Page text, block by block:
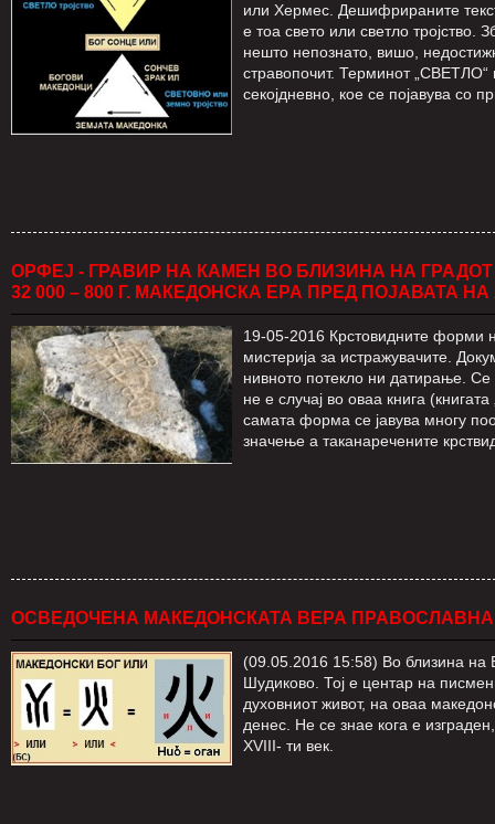
или Хермес. Дешифрираните
е тоа свето или светло тројство.
нешто непознато, вишо,
стравопочит. Терминот
секојдневно, кое се појавува со
ОРФЕЈ - ГРАВИР НА КАМЕН ВО БЛИЗИНА НА
32 000 – 800 Г. МАКЕДОНСКА ЕРА ПРЕД ПОЈАВАТА
19-05-2016 Крстовидните форми
мистерија за истражувачите.
нивното потекло ни датирање.
не е случај во оваа книга
самата форма се јавува многу
значење а таканаречените
ОСВЕДОЧЕНА МАКЕДОНСКАТА ВЕРА
(09.05.2016 15:58) Во близина на
Шудиково. Тој е центар на
духовниот живот, на оваа
денес. Не се знае кога е
XVIII- ти век.